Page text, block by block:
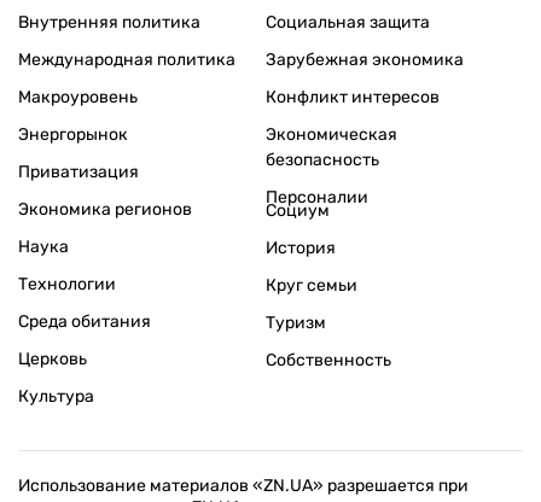
Внутренняя политика
Международная политика
Макроуровень
Энергорынок
Приватизация
Экономика регионов
Социальная защита
Зарубежная экономика
Конфликт интересов
Экономическая
безопасность
Персоналии
Наука
Технологии
Среда обитания
Церковь
Культура
Социум
История
Круг семьи
Туризм
Собственность
Использование материалов «ZN.UA» разрешается при